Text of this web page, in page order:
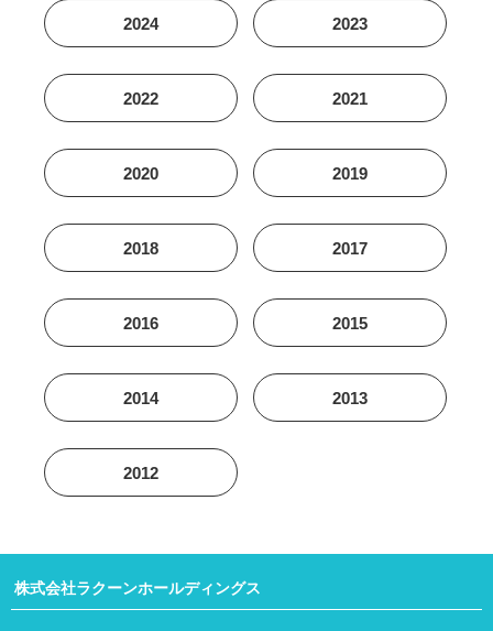
2024 2023
2022 2021
2020 2019
2018 2017
2016 2015
2014 2013
2012
株式会社ラクーンホールディングス